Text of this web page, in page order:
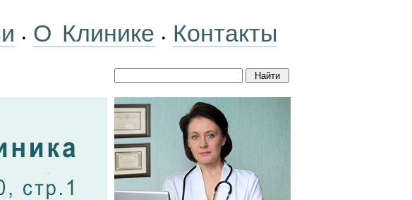
• О Клинике • Контакты